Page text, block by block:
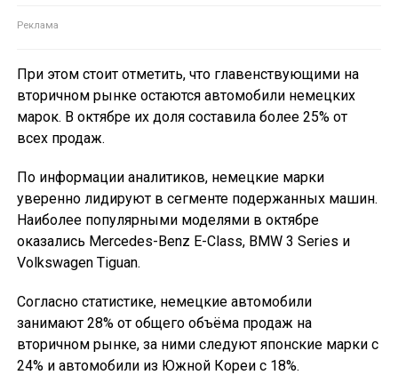
При этом стоит отметить, что главенствующими на
вторичном рынке остаются автомобили немецких
марок. В октябре их доля составила более 25% от
всех продаж.
По информации аналитиков, немецкие марки
уверенно лидируют в сегменте подержанных машин.
Наиболее популярными моделями в октябре
оказались Mercedes-Benz E-Class, BMW 3 Series и
Volkswagen Tiguan.
Согласно статистике, немецкие автомобили
занимают 28% от общего объёма продаж на
вторичном рынке, за ними следуют японские марки с
24% и автомобили из Южной Кореи с 18%.